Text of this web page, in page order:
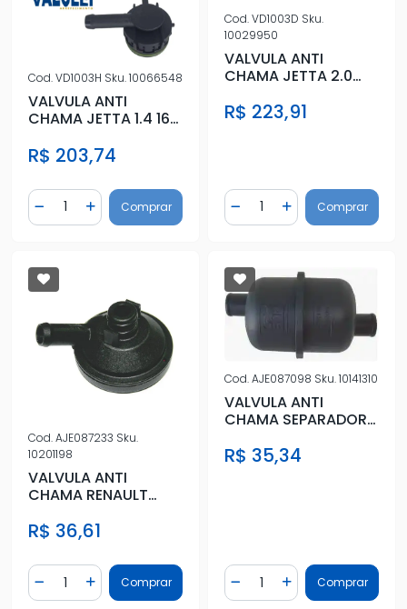
Cod.VD1003H Sku.10066548
VALVULA ANTI
CHAMA JETTA 1.4 16V
REFIL
R$ 203,74
Diminuir Quantidade
Quantidade
Adicionar Quantidade
Comprar
Cod.VD1003D Sku.
10029950
VALVULA ANTI
CHAMA JETTA 2.0
R$ 223,91
Diminuir Quantidade
Quantidade
AdicionarComprar
Cod.AJE087233 Sku.
10201198
VALVULA ANTI
CHAMA RENAULT
2007/ GRAND
SCENIC
R$ 36,61
Diminuir Quantidade
Quantidade
Adicionar Quantidade
Comprar
Cod.AJE087098 Sku.10141310
VALVULA ANTI
CHAMA SEPARADOR
95/ SANTANA
R$ 35,34
Diminuir Quantidade
Quantidade
AdicionarComprar